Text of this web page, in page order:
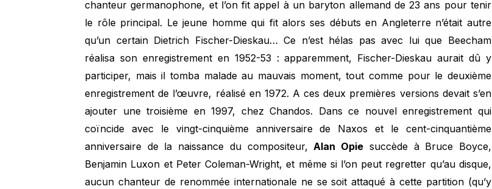
chanteur germanophone, et l’on fit appel à un baryton allemand de 23 ans pour tenir
le rôle principal. Le jeune homme qui fit alors ses débuts en Angleterre n’était autre
qu’un certain Dietrich Fischer-Dieskau… Ce n’est hélas pas avec lui que Beecham
réalisa son enregistrement en 1952-53 : apparemment, Fischer-Dieskau aurait dû y
participer, mais il tomba malade au mauvais moment, tout comme pour le deuxième
enregistrement de l’œuvre, réalisé en 1972. A ces deux premières versions devait s’en
ajouter une troisième en 1997, chez Chandos. Dans ce nouvel enregistrement qui
coïncide avec le vingt-cinquième anniversaire de Naxos et le cent-cinquantième
anniversaire de la naissance du compositeur,Alan Opie succède à Bruce Boyce,
Benjamin Luxon et Peter Coleman-Wright, et même si l’on peut regretter qu’au disque,
aucun chanteur de renommée internationale ne se soit attaqué à cette partition (qu’y